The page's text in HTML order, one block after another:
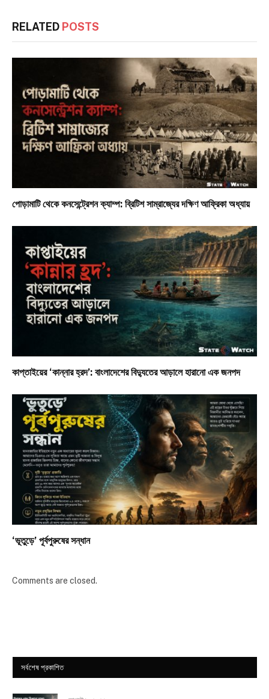
RELATED POSTS
পোড়ামাটি থেকে কনসেন্ট্রেশন ক্যাম্প: ব্রিটিশ সাম্রাজ্যের দক্ষিণ আফ্রিকা অধ্যায়
কাপ্তাইয়ের ‘কান্নার হ্রদ’: বাংলাদেশের বিদ্যুতের আড়ালে হারানো এক জনপদ
‘ভূতুড়ে’ পূর্বপুরুষের সন্ধান
Comments are closed.
সর্বশেষ প্রকাশিত